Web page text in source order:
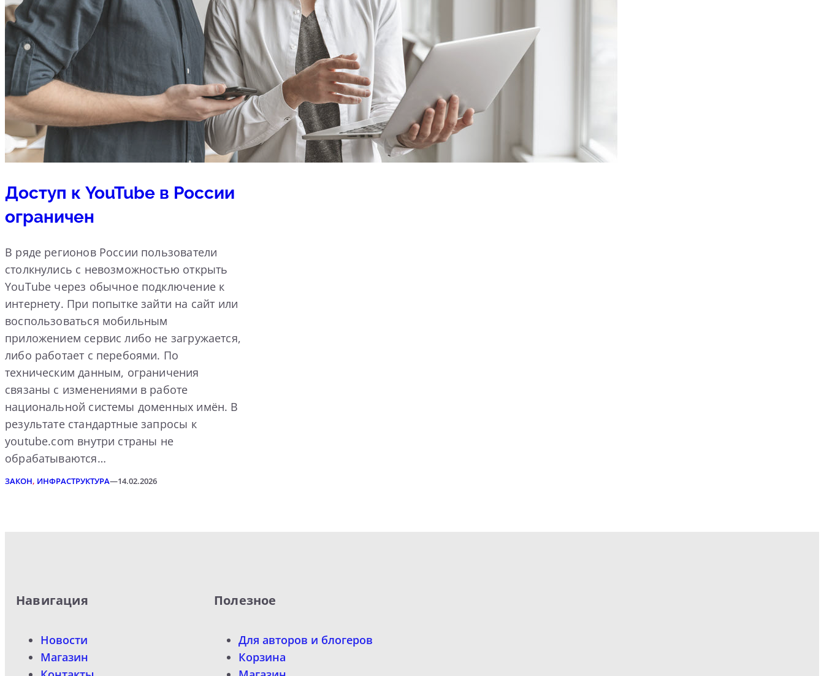
Доступ к YouTube в России
ограничен
В ряде регионов России пользователи
столкнулись с невозможностью открыть
YouTube через обычное подключение к
интернету. При попытке зайти на сайт или
воспользоваться мобильным
приложением сервис либо не загружается,
либо работает с перебоями. По
техническим данным, ограничения
связаны с изменениями в работе
национальной системы доменных имён. В
результате стандартные запросы к
youtube.com внутри страны не
обрабатываются…
ЗАКОН, ИНФРАСТРУКТУРА—14.02.2026
Навигация
Новости
Магазин
Полезное
Для авторов и блогеров
Корзина